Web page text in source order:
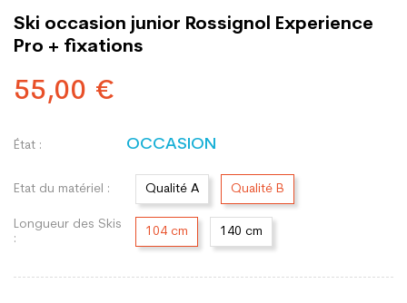
Ski occasion junior Rossignol Experience
Pro + fixations
55,00 €
État : OCCASION
Etat du matériel : Qualité A Qualité B
Longueur des Skis
:
104 cm 140 cm